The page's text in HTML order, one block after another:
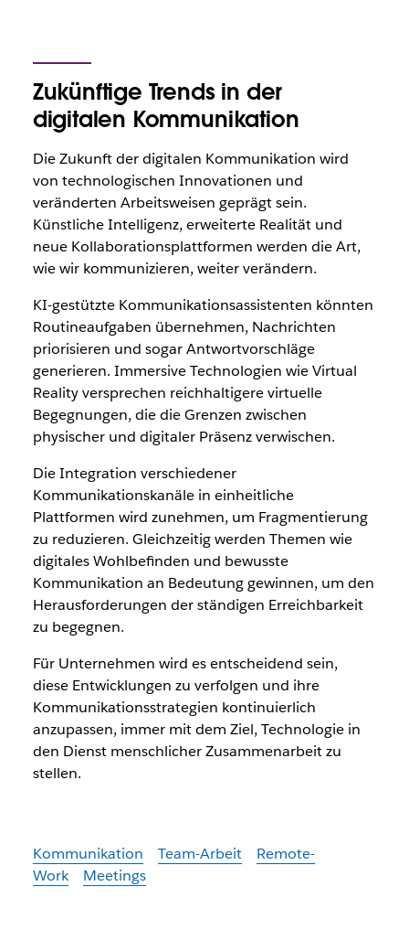
Zukünftige Trends in der
digitalen Kommunikation
Die Zukunft der digitalen Kommunikation wird
von technologischen Innovationen und
veränderten Arbeitsweisen geprägt sein.
Künstliche Intelligenz, erweiterte Realität und
neue Kollaborationsplattformen werden die Art,
wie wir kommunizieren, weiter verändern.
KI-gestützte Kommunikationsassistenten könnten
Routineaufgaben übernehmen, Nachrichten
priorisieren und sogar Antwortvorschläge
generieren. Immersive Technologien wie Virtual
Reality versprechen reichhaltigere virtuelle
Begegnungen, die die Grenzen zwischen
physischer und digitaler Präsenz verwischen.
Die Integration verschiedener
Kommunikationskanäle in einheitliche
Plattformen wird zunehmen, um Fragmentierung
zu reduzieren. Gleichzeitig werden Themen wie
digitales Wohlbefinden und bewusste
Kommunikation an Bedeutung gewinnen, um den
Herausforderungen der ständigen Erreichbarkeit
zu begegnen.
Für Unternehmen wird es entscheidend sein,
diese Entwicklungen zu verfolgen und ihre
Kommunikationsstrategien kontinuierlich
anzupassen, immer mit dem Ziel, Technologie in
den Dienst menschlicher Zusammenarbeit zu
stellen.
Kommunikation Team-Arbeit
Remote-
Work
Meetings